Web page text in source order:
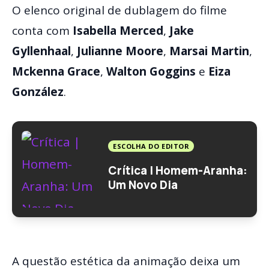
O elenco original de dublagem do filme
conta com Isabella Merced, Jake
Gyllenhaal, Julianne Moore, Marsai Martin,
Mckenna Grace, Walton Goggins e Eiza
González.
ESCOLHA DO EDITOR
Crítica | Homem-Aranha:
Um Novo Dia
A questão estética da animação deixa um